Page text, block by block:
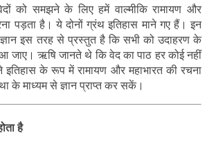
को समझने के लिए हमें वाल्मीकि रामायण और
पड़ता है। ये दोनों ग्रंथ इतिहास माने गए हैं। इन
ज्ञान इस तरह से प्रस्तुत है कि सभी को उदाहरण के
ऋषि जानते थे कि वेद का पाठ हर कोई नहीं
इतिहास के रूप में रामायण और महाभारत की रचना
के माध्यम से ज्ञान प्राप्त कर सकें।
है